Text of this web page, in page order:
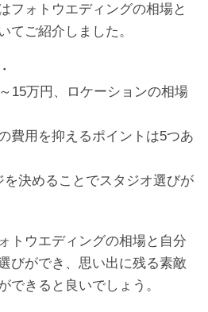
フォトウエディングの相場と
てご紹介しました。
15万円、ロケーションの相場
費用を抑えるポイントは5つあ
を決めることでスタジオ選びが
トウエディングの相場と自分
びができ、思い出に残る素敵
できると良いでしょう。